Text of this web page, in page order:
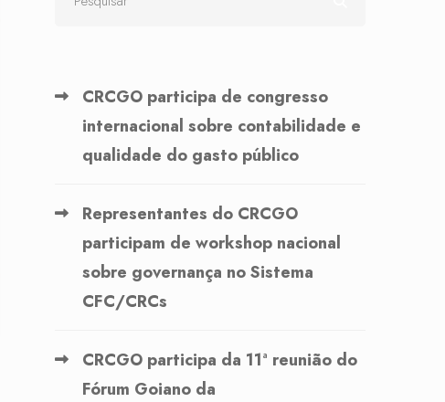
CRCGO participa de congresso
internacional sobre contabilidade e
qualidade do gasto público
Representantes do CRCGO
participam de workshop nacional
sobre governança no Sistema
CFC/CRCs
CRCGO participa da 11ª reunião do
Fórum Goiano da